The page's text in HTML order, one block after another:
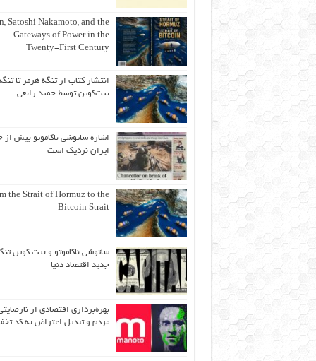
Satoshi Nakamoto, and the
Gateways of Power in the
Twenty-First Century
انتشار کتاب از تنگه هرمز تا
بیت‌کوین توسط حمید رابعی
اشاره ساتوشی ناکاموتو بیش از
ایران نزدیک است
the Strait of Hormuz to the
Bitcoin Strait
ساتوشی ناکاموتو و بیت کوین
جدید اقتصاد دنیا
بهره‌برداری اقتصادی از
مردم و تبدیل اعتراض به کد